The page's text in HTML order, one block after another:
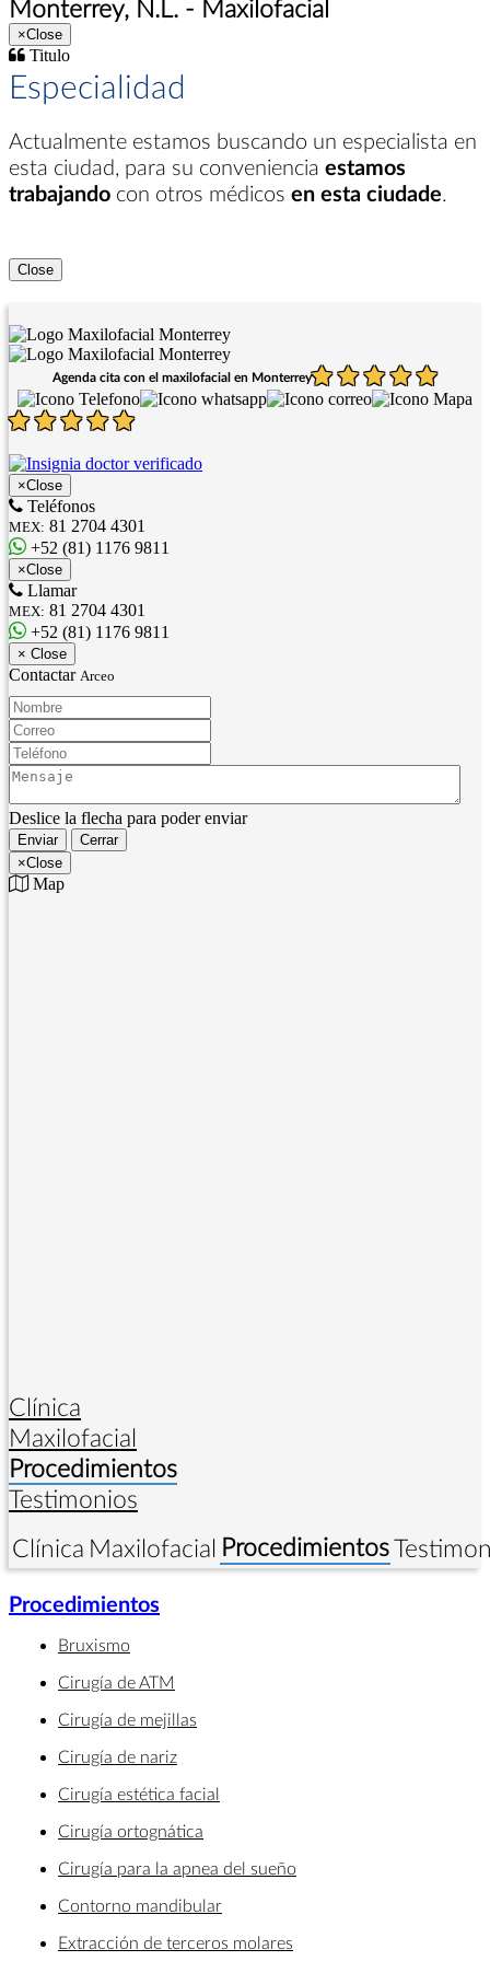
Monterrey, N.L. - Maxilofacial
×Close
Titulo
Especialidad
Actualmente estamos buscando un especialista en
esta ciudad, para su conveniencia estamos
trabajando con otros médicos en esta ciudade.
Close
Agenda cita con el maxilofacial en Monterrey
×Close
Teléfonos
MEX: 81 2704 4301
+52 (81) 1176 9811
×Close
Llamar
MEX: 81 2704 4301
+52 (81) 1176 9811
× Close
Contactar Arceo
Nombre:
Correo:
Teléfono:
Mensaje:
Deslice la flecha para poder enviar
Enviar
Cerrar
×Close
Map
Clínica
Maxilofacial
Procedimientos
Testimonios
Clínica Maxilofacial Procedimientos
Procedimientos
Bruxismo
Cirugía de ATM
Cirugía de mejillas
Cirugía de nariz
Cirugía estética facial
Cirugía ortognática
Cirugía para la apnea del sueño
Contorno mandibular
Extracción de terceros molares